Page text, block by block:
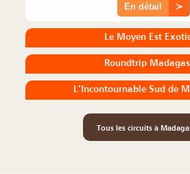
En détail ≻
Le Moyen Est
Roundtrip
L’Incontournable Sud de
Tous les circuits à